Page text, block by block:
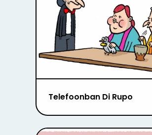
Telefoonban Di Rupo